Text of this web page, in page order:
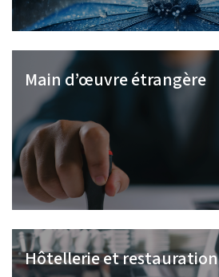
Main d’œuvre étrangère
Hôtellerie et restauration